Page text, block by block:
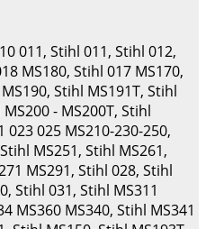
011, Stihl 011, Stihl 012,
MS180, Stihl 017 MS170,
Stihl MS191T, Stihl
- MS200T, Stihl
023 025 MS210-230-250,
MS251, Stihl MS261,
MS291, Stihl 028, Stihl
Stihl 031, Stihl MS311
MS360 MS340, Stihl MS341